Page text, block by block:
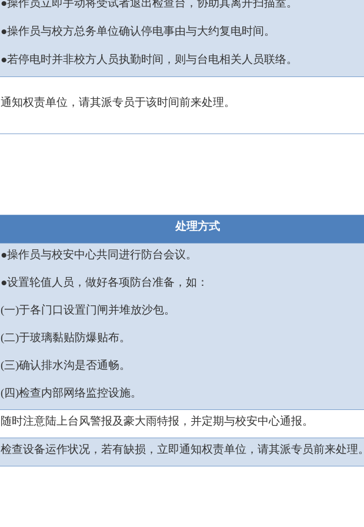
●操作员立即手动将受试者退出检查台，协助其离开扫描室。
●操作员与校方总务单位确认停电事由与大约复电时间。
●若停电时并非校方人员执勤时间，则与台电相关人员联络。
通知权责单位，请其派专员于该时间前来处理。
处理方式
●操作员与校安中心共同进行防台会议。
●设置轮值人员，做好各项防台准备，如：
(一)于各门口设置门闸并堆放沙包。
(二)于玻璃黏贴防爆贴布。
(三)确认排水沟是否通畅。
(四)检查内部网络监控设施。
随时注意陆上台风警报及豪大雨特报，并定期与校安中心通报。
检查设备运作状况，若有缺损，立即通知权责单位，请其派专员前来处理。